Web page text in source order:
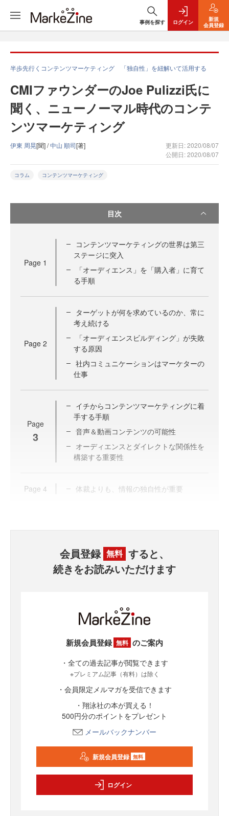
事例を探す ログイン
新規
会員登録
半歩先行くコンテンツマーケティング 「独自性」を紐解いて活用する
CMIファウンダーのJoe Pulizzi氏に
聞く、ニューノーマル時代のコンテ
ンツマーケティング
伊東 周晃[聞] /中山 順司[著]
更新日: 2020/08/07
公開日: 2020/08/07
コラム コンテンツマーケティング
目次
Page 1
コンテンツマーケティングの世界は第三
ステージに突入
「オーディエンス」を「購入者」に育て
る手順
Page 2
ターゲットが何を求めているのか、常に
考え続ける
「オーディエンスビルディング」が失敗
する原因
社内コミュニケーションはマーケターの
仕事
Page
3
イチからコンテンツマーケティングに着
手する手順
音声＆動画コンテンツの可能性
オーディエンスとダイレクトな関係性を
構築する重要性
Page 4 体裁よりも、情報の独自性が重要
会員登録 無料 すると、
続きをお読みいただけます
新規会員登録 無料 のご案内
・全ての過去記事が閲覧できます
※プレミアム記事（有料）は除く
・会員限定メルマガを受信できます
・翔泳社の本が買える！
500円分のポイントをプレゼント
メールバックナンバー
新規会員登録 無料
ログイン